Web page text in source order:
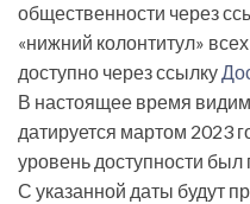
общественности через
«нижний колонтитул»
доступно через ссылку
В настоящее время
датируется мартом 2023
уровень доступности был
С указанной даты будут